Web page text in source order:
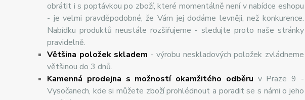
obrátit i s poptávkou po zboží, které momentálně není v nabídce eshopu
- je velmi pravděpodobné, že Vám jej dodáme levněji, než konkurence.
Nabídku produktů neustále rozšiřujeme - sledujte proto naše stránky
pravidelně.
Většina položek skladem - výrobu neskladových položek zvládneme
většinou do 3 dnů.
Kamenná prodejna s možností okamžitého odběru v Praze 9 -
Vysočanech, kde si můžete zboží prohlédnout a poradit se s námi o jeho